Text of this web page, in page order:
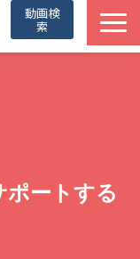
動画検
索
ートする